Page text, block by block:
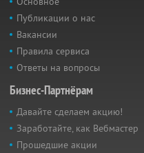
Публикации о нас
Вакансии
Правила сервиса
Ответы на вопросы
Бизнес-Партнёрам
Давайте сделаем акцию!
Заработайте, как Вебмастер
Прошедшие акции